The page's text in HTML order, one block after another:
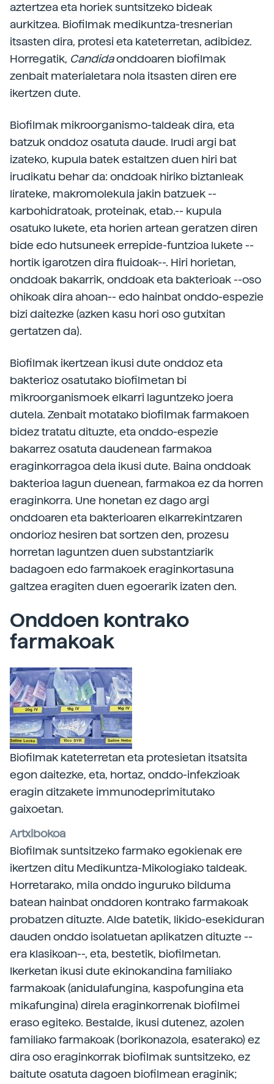
aztertzea eta horiek suntsitzeko bideak
aurkitzea. Biofilmak medikuntza-tresnerian
itsasten dira, protesi eta kateterretan, adibidez.
Horregatik, Candidaonddoaren biofilmak
zenbait materialetara nola itsasten diren ere
ikertzen dute.
Biofilmak mikroorganismo-taldeak dira, eta
batzuk onddoz osatuta daude. Irudi argi bat
izateko, kupula batek estaltzen duen hiri bat
irudikatu behar da: onddoak hiriko biztanleak
lirateke, makromolekula jakin batzuek --
karbohidratoak, proteinak, etab.-- kupula
osatuko lukete, eta horien artean geratzen diren
bide edo hutsuneek errepide-funtzioa lukete --
hortik igarotzen dira fluidoak--. Hiri horietan,
onddoak bakarrik, onddoak eta bakterioak --oso
ohikoak dira ahoan-- edo hainbat onddo-espezie
bizi daitezke (azken kasu hori oso gutxitan
gertatzen da).
Biofilmak ikertzean ikusi dute onddoz eta
bakterioz osatutako biofilmetan bi
mikroorganismoek elkarri laguntzeko joera
dutela. Zenbait motatako biofilmak farmakoen
bidez tratatu dituzte, eta onddo-espezie
bakarrez osatuta daudenean farmakoa
eraginkorragoa dela ikusi dute. Baina onddoak
bakterioa lagun duenean, farmakoa ez da horren
eraginkorra. Une honetan ez dago argi
onddoaren eta bakterioaren elkarrekintzaren
ondorioz hesiren bat sortzen den, prozesu
horretan laguntzen duen substantziarik
badagoen edo farmakoek eraginkortasuna
galtzea eragiten duen egoerarik izaten den.
Onddoen kontrako
farmakoak
Biofilmak kateterretan eta protesietan itsatsita
egon daitezke, eta, hortaz, onddo-infekzioak
eragin ditzakete immunodeprimitutako
gaixoetan.
Artxibokoa
Biofilmak suntsitzeko farmako egokienak ere
ikertzen ditu Medikuntza-Mikologiako taldeak.
Horretarako, mila onddo inguruko bilduma
batean hainbat onddoren kontrako farmakoak
probatzen dituzte. Alde batetik, likido-esekiduran
dauden onddo isolatuetan aplikatzen dituzte --
era klasikoan--, eta, bestetik, biofilmetan.
Ikerketan ikusi dute ekinokandina familiako
farmakoak (anidulafungina, kaspofungina eta
mikafungina) direla eraginkorrenak biofilmei
eraso egiteko. Bestalde, ikusi dutenez, azolen
familiako farmakoak (borikonazola, esaterako) ez
dira oso eraginkorrak biofilmak suntsitzeko, ez
baitute osatuta dagoen biofilmean eraginik;